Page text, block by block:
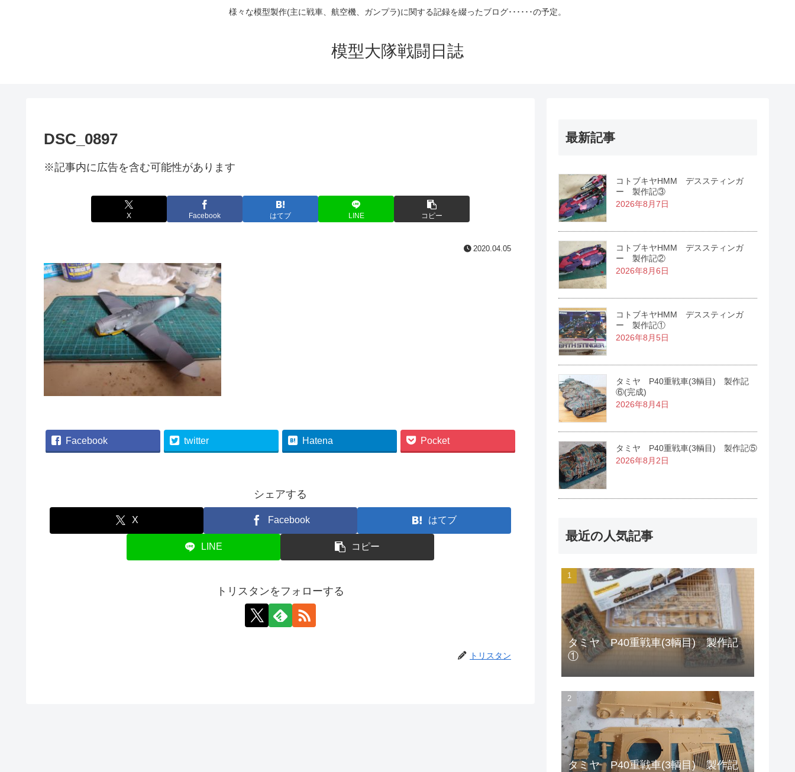
様々な模型製作(主に戦車、航空機、ガンプラ)に関する記録を綴ったブログ･･････の予定。
模型大隊戦闘日誌
DSC_0897
※記事内に広告を含む可能性があります
X Facebook はてブ LINE コピー
2020.04.05
Facebook twitter Hatena Pocket
シェアする
X Facebook はてブ
LINE コピー
トリスタンをフォローする
トリスタン
最新記事
コトブキヤHMM デススティンガ
ー 製作記③
2026年8月7日
コトブキヤHMM デススティンガ
ー 製作記②
2026年8月6日
コトブキヤHMM デススティンガ
ー 製作記①
2026年8月5日
タミヤ P40重戦車(3輌目) 製作記
⑥(完成)
2026年8月4日
タミヤ P40重戦車(3輌目) 製作記⑤
2026年8月2日
最近の人気記事
タミヤ P40重戦車(3輌目) 製作記
①
タミヤ P40重戦車(3輌目) 製作記